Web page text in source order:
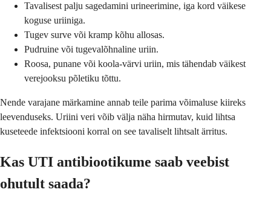
Tavalisest palju sagedamini urineerimine, iga kord väikese
koguse uriiniga.
Tugev surve või kramp kõhu allosas.
Pudruine või tugevalõhnaline uriin.
Roosa, punane või koola-värvi uriin, mis tähendab väikest
verejooksu põletiku tõttu.
Nende varajane märkamine annab teile parima võimaluse kiireks
leevenduseks. Uriini veri võib välja näha hirmutav, kuid lihtsa
kuseteede infektsiooni korral on see tavaliselt lihtsalt ärritus.
Kas UTI antibiootikume saab veebist
ohutult saada?